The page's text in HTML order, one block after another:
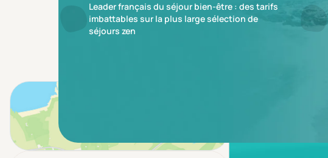
Leader français du séjour bien-être : des tarifs
imbattables sur la plus large sélection de
séjours zen